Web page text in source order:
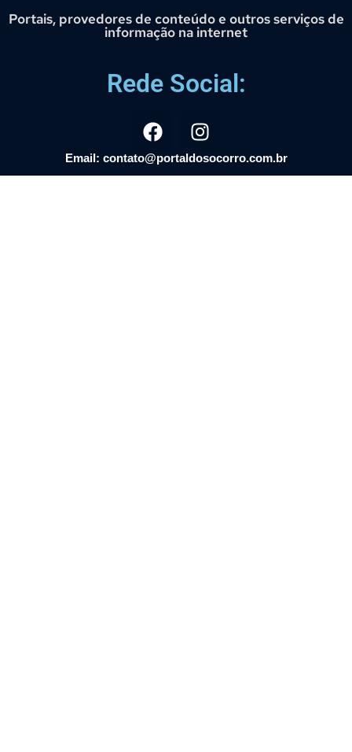
Portais, provedores de conteúdo e outros serviços de
informação na internet
Rede Social:
Email: contato@portaldosocorro.com.br